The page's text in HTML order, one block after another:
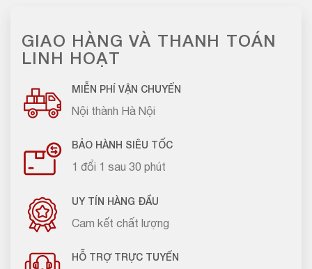
GIAO HÀNG VÀ THANH TOÁN
LINH HOẠT
MIỄN PHÍ VẬN CHUYỂN
Nội thành Hà Nội
BẢO HÀNH SIÊU TỐC
1 đổi 1 sau 30 phút
UY TÍN HÀNG ĐẦU
Cam kết chất lượng
HỖ TRỢ TRỰC TUYẾN